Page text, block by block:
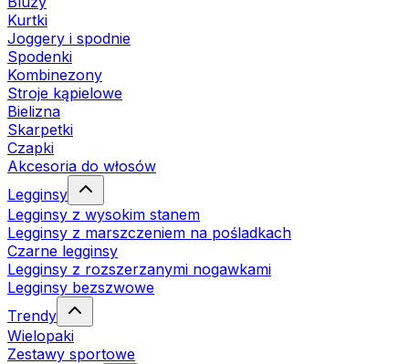
Kurtki
Joggery i spodnie
Spodenki
Kombinezony
Stroje kąpielowe
Bielizna
Skarpetki
Czapki
Akcesoria do włosów
Legginsy
Legginsy z wysokim stanem
Legginsy z marszczeniem na pośladkach
Czarne legginsy
Legginsy z rozszerzanymi nogawkami
Legginsy bezszwowe
Trendy
Wielopaki
Zestawy sportowe